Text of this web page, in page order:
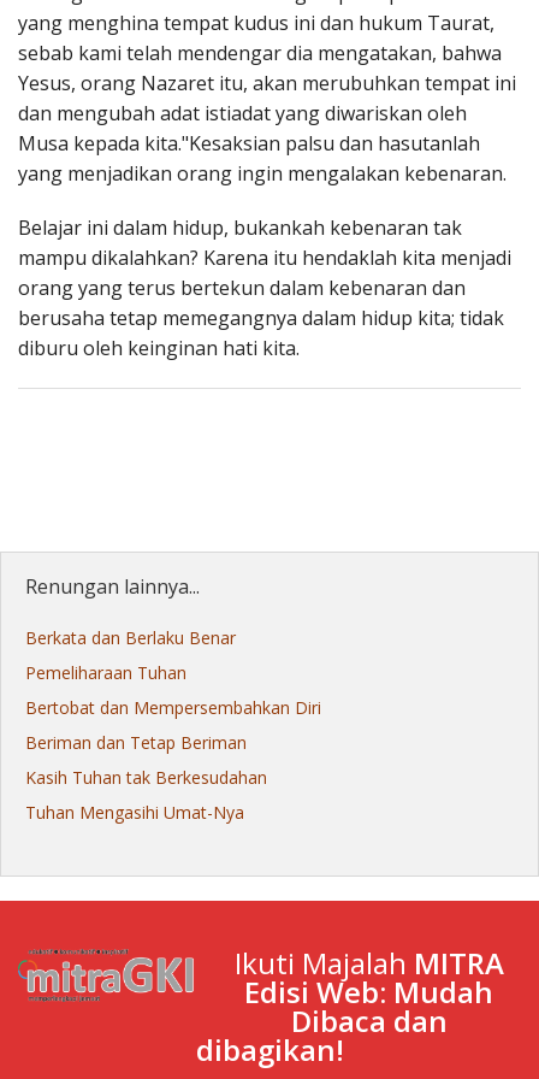
yang menghina tempat kudus ini dan hukum Taurat,
sebab kami telah mendengar dia mengatakan, bahwa
Yesus, orang Nazaret itu, akan merubuhkan tempat ini
dan mengubah adat istiadat yang diwariskan oleh
Musa kepada kita."Kesaksian palsu dan hasutanlah
yang menjadikan orang ingin mengalakan kebenaran.
Belajar ini dalam hidup, bukankah kebenaran tak
mampu dikalahkan? Karena itu hendaklah kita menjadi
orang yang terus bertekun dalam kebenaran dan
berusaha tetap memegangnya dalam hidup kita; tidak
diburu oleh keinginan hati kita.
Renungan lainnya...
Berkata dan Berlaku Benar
Pemeliharaan Tuhan
Bertobat dan Mempersembahkan Diri
Beriman dan Tetap Beriman
Kasih Tuhan tak Berkesudahan
Tuhan Mengasihi Umat-Nya
Ikuti Majalah MITRA
Edisi Web: Mudah
Dibaca dan
dibagikan!